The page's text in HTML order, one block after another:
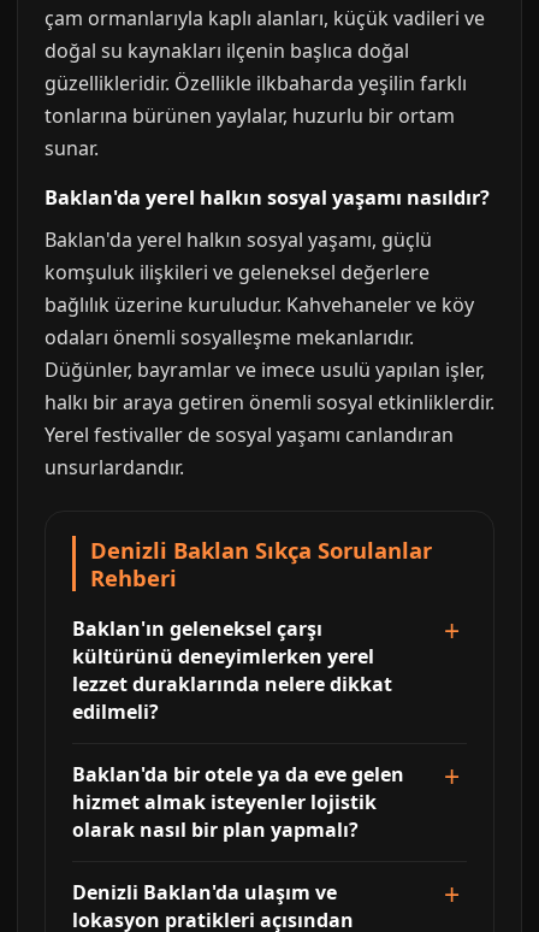
çam ormanlarıyla kaplı alanları, küçük vadileri ve
doğal su kaynakları ilçenin başlıca doğal
güzellikleridir. Özellikle ilkbaharda yeşilin farklı
tonlarına bürünen yaylalar, huzurlu bir ortam
sunar.
Baklan'da yerel halkın sosyal yaşamı nasıldır?
Baklan'da yerel halkın sosyal yaşamı, güçlü
komşuluk ilişkileri ve geleneksel değerlere
bağlılık üzerine kuruludur. Kahvehaneler ve köy
odaları önemli sosyalleşme mekanlarıdır.
Düğünler, bayramlar ve imece usulü yapılan işler,
halkı bir araya getiren önemli sosyal etkinliklerdir.
Yerel festivaller de sosyal yaşamı canlandıran
unsurlardandır.
Denizli Baklan Sıkça Sorulanlar
Rehberi
Baklan'ın geleneksel çarşı
kültürünü deneyimlerken yerel
lezzet duraklarında nelere dikkat
edilmeli?
Baklan'da bir otele ya da eve gelen
hizmet almak isteyenler lojistik
olarak nasıl bir plan yapmalı?
Denizli Baklan'da ulaşım ve
lokasyon pratikleri açısından